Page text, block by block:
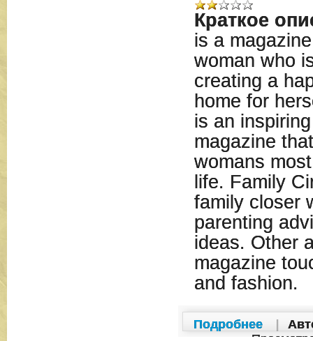
Краткое
is a
woman who
creating a
home for
is an
magazine
womans
life. Family
family closer
parenting
ideas. Other
magazine
and fashion.
Подробнее